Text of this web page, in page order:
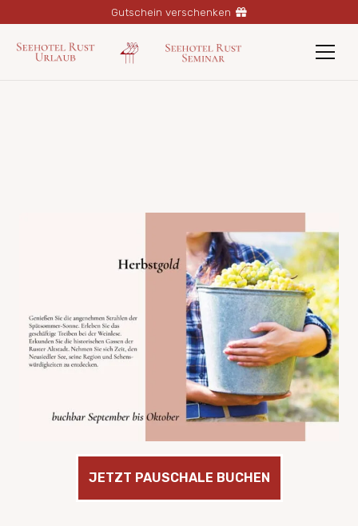
Gutschein verschenken
JETZT PAUSCHALE BUCHEN